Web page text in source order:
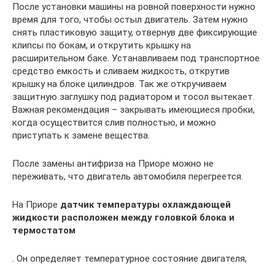
После установки машины на ровной поверхности нужно
время для того, чтобы остыл двигатель. Затем нужно
снять пластиковую защиту, отвернув две фиксирующие
клипсы по бокам, и открутить крышку на
расширительном баке. Устанавливаем под транспортное
средство емкость и сливаем жидкость, открутив
крышку на блоке цилиндров. Так же откручиваем
защитную заглушку под радиатором и тосол вытекает.
Важная рекомендация – закрывать имеющиеся пробки,
когда осуществится слив полностью, и можно
приступать к замене вещества.
После замены антифриза на Приоре можно не
переживать, что двигатель автомобиля перегреется.
На Приоре датчик температуры охлаждающей
жидкости расположен между головкой блока и
термостатом
. Он определяет температурное состояние двигателя,